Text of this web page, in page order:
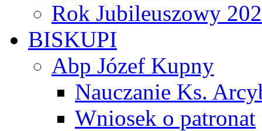
Rok Jubileuszowy
BISKUPI
Abp Józef Kupny
Nauczanie Ks.
Wniosek o patronat